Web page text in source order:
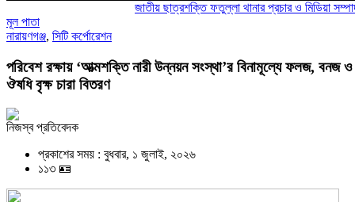
জাতীয় ছাত্রশক্তি ফতুল্লা থানার প্রচার ও মিডিয়া সম্পাদক
মূল পাতা
নারায়ণগঞ্জ, সিটি কর্পোরেশন
পরিবেশ রক্ষায় ‘আত্মশক্তি নারী উন্নয়ন সংস্থা’র বিনামূল্যে ফলজ, বনজ ও
ঔষধি বৃক্ষ চারা বিতরণ
নিজস্ব প্রতিবেদক
প্রকাশের সময় : বুধবার, ১ জুলাই, ২০২৬
১১৩ 🪪